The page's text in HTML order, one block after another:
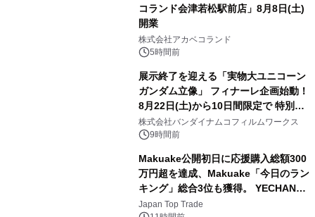
コランド会津若松駅前店」8月8日(土)
開業
株式会社アカベコランド
5時間前
展示終了を迎える「実物大ユニコーン
ガンダム立像」 フィナーレ企画始動！
8月22日(土)から10日間限定で 特別映
像『UNICORN GUNDAM Statue ―
BEYOND POSSIBILITY ―』を上映！
株式会社バンダイナムコフィルムワークス
9時間前
Makuake公開初日に応援購入総額300
万円超を達成、Makuake「今日のラン
キング」総合3位も獲得。 YECHAN音
浴シンギングボウル第2弾の大型サイ
Japan Top Trade